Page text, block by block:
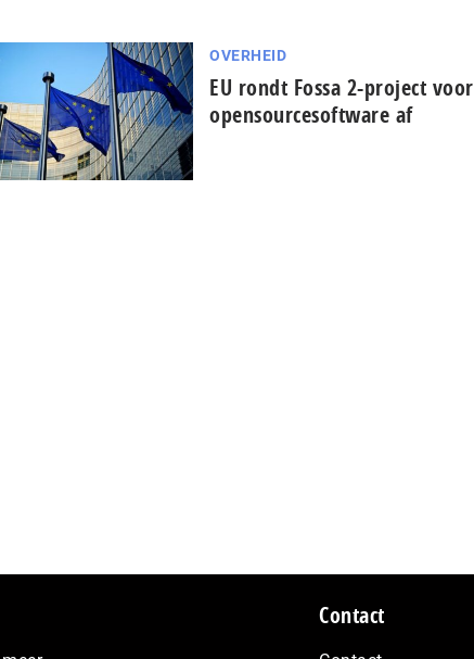
OVERHEID
EU rondt Fossa 2-project voor
opensourcesoftware af
Contact